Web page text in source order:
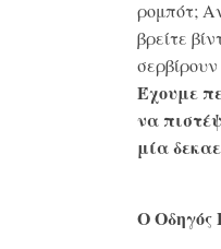
ρομπότ;
βρείτε
Έχουμε
να
μία
Ο Οδηγός